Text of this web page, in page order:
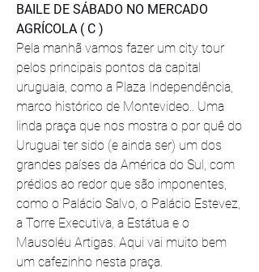
BAILE DE SÁBADO NO MERCADO
AGRÍCOLA ( C )
Pela manhã vamos fazer um city tour
pelos principais pontos da capital
uruguaia, como a Plaza Independência,
marco histórico de Montevideo.. Uma
linda praça que nos mostra o por quê do
Uruguai ter sido (e ainda ser) um dos
grandes países da América do Sul, com
prédios ao redor que são imponentes,
como o Palácio Salvo, o Palácio Estevez,
a Torre Executiva, a Estátua e o
Mausoléu Artigas. Aqui vai muito bem
um cafezinho nesta praça.